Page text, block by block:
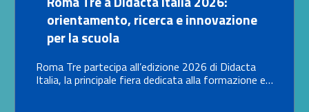
orientamento, ricerca e innovazione
per la scuola
Roma Tre partecipa all’edizione 2026 di Didacta
Italia, la principale fiera dedicata alla formazione e…